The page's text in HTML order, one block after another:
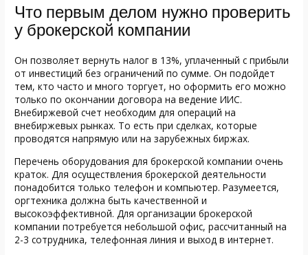
Что первым делом нужно проверить
у брокерской компании
Он позволяет вернуть налог в 13%, уплаченный с прибыли
от инвестиций без ограничений по сумме. Он подойдет
тем, кто часто и много торгует, но оформить его можно
только по окончании договора на ведение ИИС.
Внебиржевой счет необходим для операций на
внебиржевых рынках. То есть при сделках, которые
проводятся напрямую или на зарубежных биржах.
Перечень оборудования для брокерской компании очень
краток. Для осуществления брокерской деятельности
понадобится только телефон и компьютер. Разумеется,
оргтехника должна быть качественной и
высокоэффективной. Для организации брокерской
компании потребуется небольшой офис, рассчитанный на
2-3 сотрудника, телефонная линия и выход в интернет.